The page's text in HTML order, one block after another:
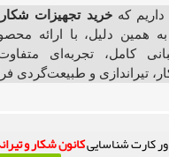
کارت شناساییکانون شکار و
که خرید تجهیزات شکار
همین دلیل، با ارائه
کامل، تجربه‌ای
تیراندازی و طبیعت‌گردی